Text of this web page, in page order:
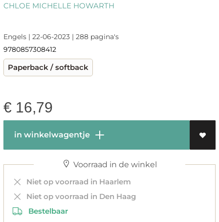
CHLOE MICHELLE HOWARTH
Engels | 22-06-2023 | 288 pagina's
9780857308412
Paperback / softback
€ 16,79
in winkelwagentje
Voorraad in de winkel
Niet op voorraad in Haarlem
Niet op voorraad in Den Haag
Bestelbaar